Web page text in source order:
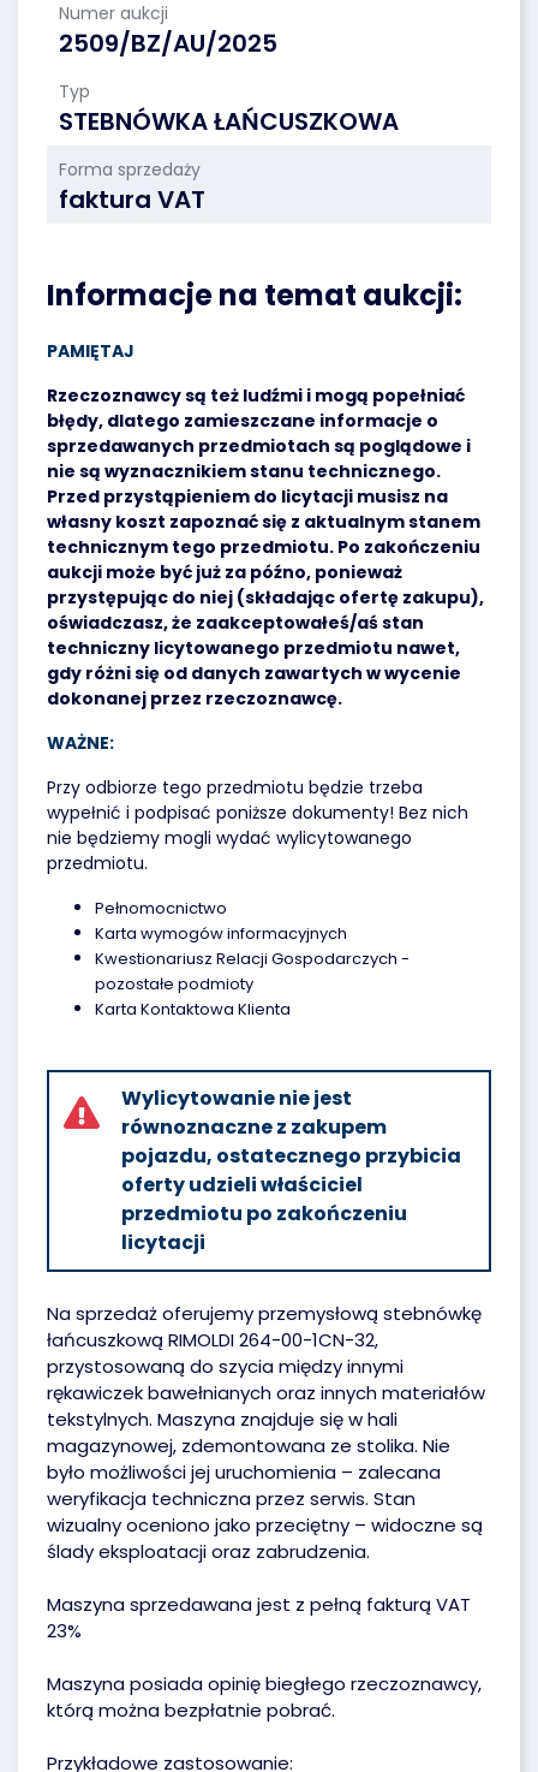
Numer aukcji
2509/BZ/AU/2025
Typ
STEBNÓWKA ŁAŃCUSZKOWA
Forma sprzedaży
faktura VAT
Informacje na temat aukcji:
PAMIĘTAJ
Rzeczoznawcy są też ludźmi i mogą popełniać
błędy, dlatego zamieszczane informacje o
sprzedawanych przedmiotach są poglądowe i
nie są wyznacznikiem stanu technicznego.
Przed przystąpieniem do licytacji musisz na
własny koszt zapoznać się z aktualnym stanem
technicznym tego przedmiotu. Po zakończeniu
aukcji może być już za późno, ponieważ
przystępując do niej (składając ofertę zakupu),
oświadczasz, że zaakceptowałeś/aś stan
techniczny licytowanego przedmiotu nawet,
gdy różni się od danych zawartych w wycenie
dokonanej przez rzeczoznawcę.
WAŻNE:
Przy odbiorze tego przedmiotu będzie trzeba
wypełnić i podpisać poniższe dokumenty! Bez nich
nie będziemy mogli wydać wylicytowanego
przedmiotu.
Pełnomocnictwo
Karta wymogów informacyjnych
Kwestionariusz Relacji Gospodarczych -
pozostałe podmioty
Karta Kontaktowa Klienta
Wylicytowanie nie jest
równoznaczne z zakupem
pojazdu, ostatecznego przybicia
oferty udzieli właściciel
przedmiotu po zakończeniu
licytacji
Na sprzedaż oferujemy przemysłową stebnówkę
łańcuszkową RIMOLDI 264-00-1CN-32,
przystosowaną do szycia między innymi
rękawiczek bawełnianych oraz innych materiałów
tekstylnych. Maszyna znajduje się w hali
magazynowej, zdemontowana ze stolika. Nie
było możliwości jej uruchomienia – zalecana
weryfikacja techniczna przez serwis. Stan
wizualny oceniono jako przeciętny – widoczne są
ślady eksploatacji oraz zabrudzenia.
Maszyna sprzedawana jest z pełną fakturą VAT
23%
Maszyna posiada opinię biegłego rzeczoznawcy,
którą można bezpłatnie pobrać.
Przykładowe zastosowanie: